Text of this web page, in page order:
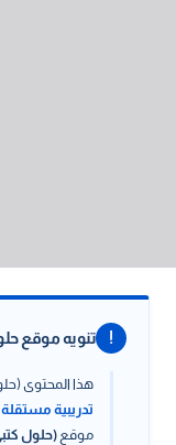
! تنويه موقع
هذا المحتوى
تدريبية مستقلة
موقع (حلول